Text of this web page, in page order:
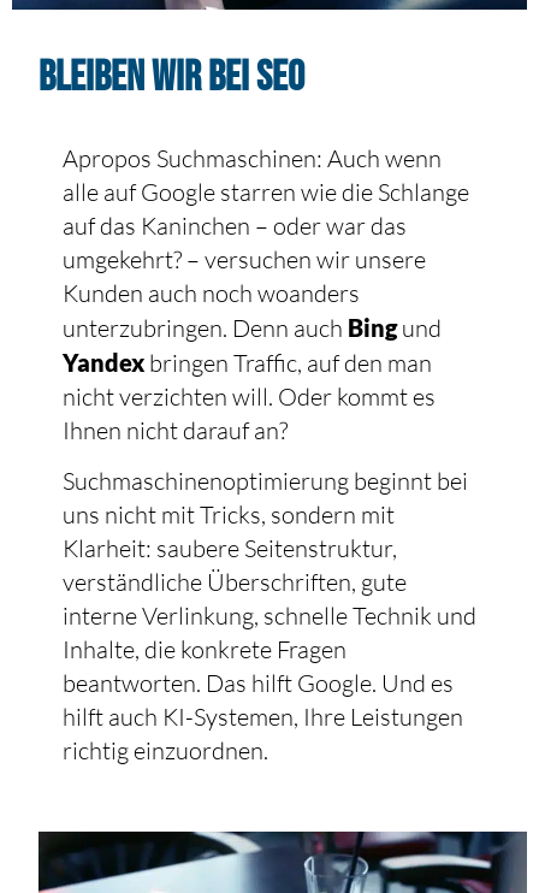
Bleiben wir bei SEO
Apropos Suchmaschinen: Auch wenn
alle auf Google starren wie die Schlange
auf das Kaninchen – oder war das
umgekehrt? – versuchen wir unsere
Kunden auch noch woanders
unterzubringen. Denn auch Bingund
Yandexbringen Traffic, auf den man
nicht verzichten will. Oder kommt es
Ihnen nicht darauf an?
Suchmaschinenoptimierung beginnt bei
uns nicht mit Tricks, sondern mit
Klarheit: saubere Seitenstruktur,
verständliche Überschriften, gute
interne Verlinkung, schnelle Technik und
Inhalte, die konkrete Fragen
beantworten. Das hilft Google. Und es
hilft auch KI-Systemen, Ihre Leistungen
richtig einzuordnen.